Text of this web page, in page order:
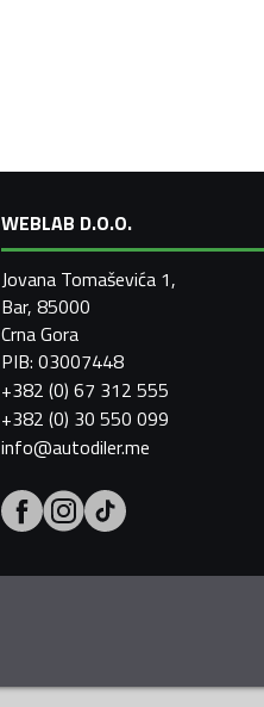
WEBLAB D.O.O.
Jovana Tomaševića 1,
Bar, 85000
Crna Gora
PIB: 03007448
+382 (0) 67 312 555
+382 (0) 30 550 099
info@autodiler.me